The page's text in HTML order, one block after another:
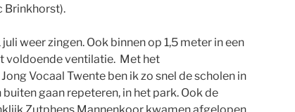
Brinkhorst).
juli weer zingen. Ook binnen op 1,5 meter in een
voldoende ventilatie. Met het
Vocaal Twente ben ik zo snel de scholen in
gaan repeteren, in het park. Ook de